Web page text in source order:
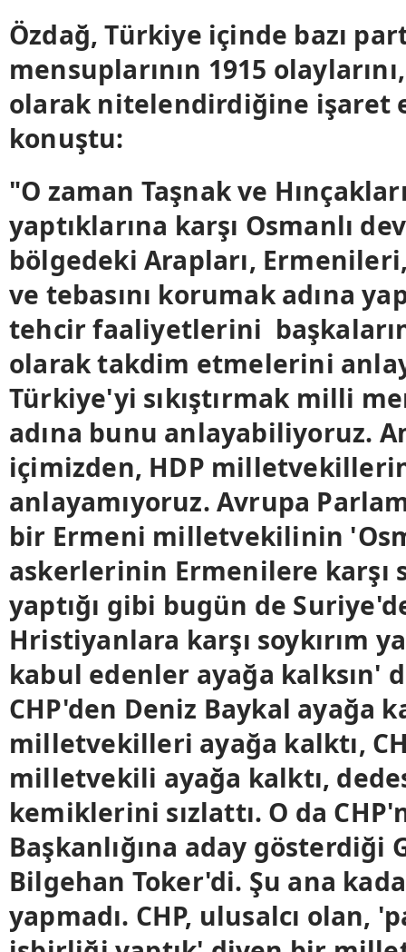
Özdağ, Türkiye içinde bazı
mensuplarının 1915
olarak nitelendirdiğine işaret
konuştu:
"O zaman Taşnak ve
yaptıklarına karşı Osmanlı
bölgedeki Arapları,
ve tebasını korumak adına
tehcir faaliyetlerini
olarak takdim etmelerini
Türkiye'yi sıkıştırmak milli
adına bunu anlayabiliyoruz.
içimizden, HDP
anlayamıyoruz. Avrupa
bir Ermeni milletvekilinin
askerlerinin Ermenilere karşı
yaptığı gibi bugün de
Hristiyanlara karşı soykırım
kabul edenler ayağa kalksın'
CHP'den Deniz Baykal ayağa
milletvekilleri ayağa kalktı,
milletvekili ayağa kalktı,
kemiklerini sızlattı. O da
Başkanlığına aday gösterdiği
Bilgehan Toker'di. Şu ana
yapmadı. CHP, ulusalcı olan,